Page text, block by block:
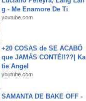
g - Me Enamore De Ti
youtube.com
+20 COSAS de SE ACABÓ
que JAMÁS CONTÉ!!??| Ka
tie Angel
youtube.com
SAMANTA DE BAKE OFF -